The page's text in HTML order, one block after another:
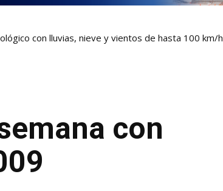
con lluvias, nieve y vientos de hasta 100 km/h
con